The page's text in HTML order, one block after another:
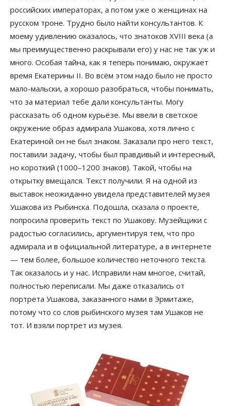
российских императорах, а потом уже о женщинах на
русском троне. Трудно было найти консультантов. К
моему удивлению оказалось, что знатоков XVIII века (а
мы преимущественно раскрывали его) у нас не так уж и
много. Особая тайна, как я теперь понимаю, окружает
время Екатерины II. Во всём этом надо было не просто
мало-мальски, а хорошо разобраться, чтобы понимать,
что за материал тебе дали консультанты. Могу
рассказать об одном курьёзе. Мы ввели в светское
окружение образ адмирала Ушакова, хотя лично с
Екатериной он не был знаком. Заказали про него текст,
поставили задачу, чтобы был правдивый и интересный,
но короткий (1000–1200 знаков). Такой, чтобы на
открытку вмещался. Текст получили. Я на одной из
выставок неожиданно увидела представителей музея
Ушакова из Рыбинска. Подошла, сказала о проекте,
попросила проверить текст по Ушакову. Музейщики с
радостью согласились, аргументируя тем, что про
адмирала и в официальной литературе, а в интернете
— тем более, большое количество неточного текста.
Так оказалось и у нас. Исправили нам многое, считай,
полностью переписали. Мы даже отказались от
портрета Ушакова, заказанного нами в Эрмитаже,
потому что со слов рыбинского музея там Ушаков не
тот. И взяли портрет из музея.